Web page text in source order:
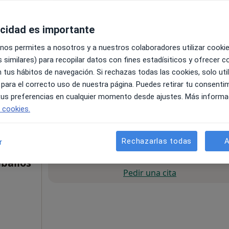
Mapa
Pedir una cita
es importante
permites a nosotros y a nuestros colaboradores utilizar
similares) para recopilar datos con fines estadísiticos y ofrecer
tus hábitos de navegación. Si rechazas todas las cookies, solo
el correcto uso de nuestra página. Puedes retirar tu
preferencias en cualquier momento desde ajustes. Más
Rechazarlas todas